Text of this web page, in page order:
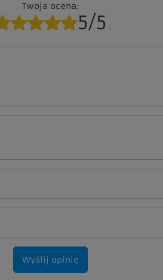
Twoja ocena:
5/5
Wyślij opinię